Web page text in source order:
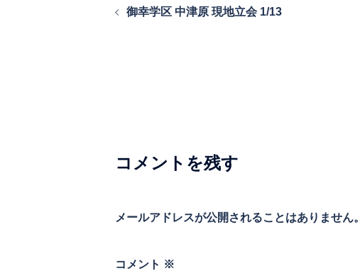
御幸学区 中津原 現地立会 1/13
コメントを残す
メールアドレスが公開されることはありません。
コメント ※